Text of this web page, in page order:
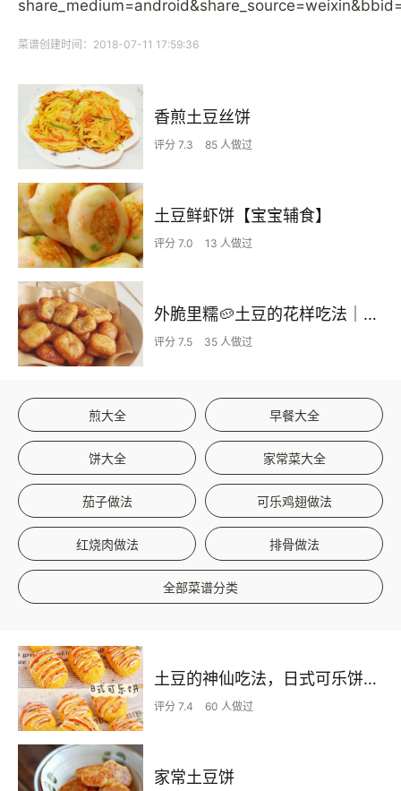
菜谱创建时间：2018-07-11 17:59:36
香煎土豆丝饼
评分 7.3 85 人做过
土豆鲜虾饼【宝宝辅食】
评分 7.0 13 人做过
外脆里糯🥔土豆的花样吃法｜土豆脆薯饼
评分 7.5 35 人做过
煎大全 早餐大全
饼大全 家常菜大全
茄子做法 可乐鸡翅做法
红烧肉做法 排骨做法
全部菜谱分类
土豆的神仙吃法，日式可乐饼，悠伴空气炸锅
评分 7.4 60 人做过
家常土豆饼